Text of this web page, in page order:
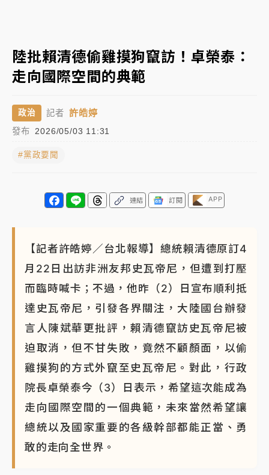
旅局回應了
中信慈善基金會想增加董事人數！辜仲諒向法院聲請遭
故宮《龍藏經》特展第2檔！今線上預約開賣一度塞車
周六起展出延長至晚上7時
台東農業處長涉圖利渡假村！東檢抗告成功 今重開羈
父親節泡湯了！中颱白海豚雨彈轟3天 「紅到發紫」降
雨熱區曝
陸批賴清德偷雞摸狗竄訪！卓榮泰：
走向國際空間的典範
政治 記者 許皓婷
發布 2026/05/03 11:31
#黨政要聞
連結 訂閱 APP
【記者許皓婷／台北報導】總統賴清德原訂4
月22日出訪非洲友邦史瓦帝尼，但遭到打壓
而臨時喊卡；不過，他昨（2）日宣布順利抵
達史瓦帝尼，引發各界關注，大陸國台辦發
言人陳斌華更批評，賴清德竄訪史瓦帝尼被
迫取消，但不甘失敗，竟然不顧顏面，以偷
雞摸狗的方式外竄至史瓦帝尼。對此，行政
院長卓榮泰今（3）日表示，希望這次能成為
走向國際空間的一個典範，未來當然希望讓
總統以及國家重要的各級幹部都能正當、勇
敢的走向全世界。